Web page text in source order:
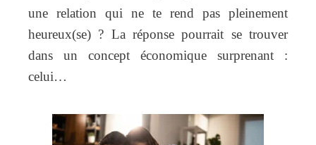
une relation qui ne te rend pas pleinement
heureux(se) ? La réponse pourrait se trouver
dans un concept économique surprenant :
celui…